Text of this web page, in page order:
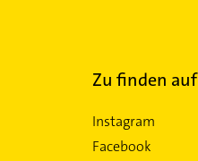
Zu finden auf
Instagram
Facebook